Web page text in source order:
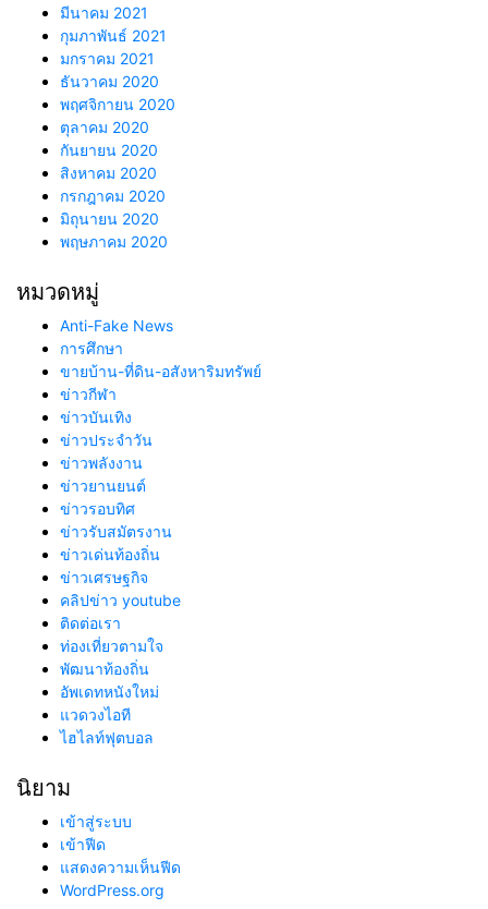
มีนาคม 2021
กุมภาพันธ์ 2021
มกราคม 2021
ธันวาคม 2020
พฤศจิกายน 2020
ตุลาคม 2020
กันยายน 2020
สิงหาคม 2020
กรกฎาคม 2020
มิถุนายน 2020
พฤษภาคม 2020
หมวดหมู่
Anti-Fake News
การศึกษา
ขายบ้าน-ที่ดิน-อสังหาริมทรัพย์
ข่าวกีฬา
ข่าวบันเทิง
ข่าวประจำวัน
ข่าวพลังงาน
ข่าวยานยนต์
ข่าวรอบทิศ
ข่าวรับสมัตรงาน
ข่าวเด่นท้องถิ่น
ข่าวเศรษฐกิจ
คลิปข่าว youtube
ติดต่อเรา
ท่องเที่ยวตามใจ
พัฒนาท้องถิ่น
อัพเดทหนังใหม่
แวดวงไอที
ไฮไลท์ฟุตบอล
นิยาม
เข้าสู่ระบบ
เข้าฟีด
แสดงความเห็นฟีด
WordPress.org